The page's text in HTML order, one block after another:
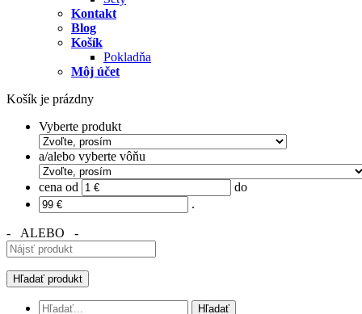
Kontakt
Blog
Košík
Pokladňa
Môj účet
Košík je prázdny
Vyberte produkt
a/alebo vyberte vôňu
cena od
do
.
- ALEBO -